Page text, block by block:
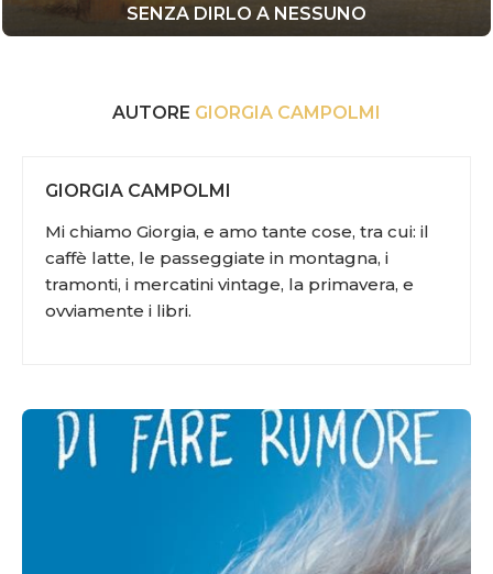
SENZA DIRLO A NESSUNO
AUTORE GIORGIA CAMPOLMI
GIORGIA CAMPOLMI
Mi chiamo Giorgia, e amo tante cose, tra cui: il
caffè latte, le passeggiate in montagna, i
tramonti, i mercatini vintage, la primavera, e
ovviamente i libri.